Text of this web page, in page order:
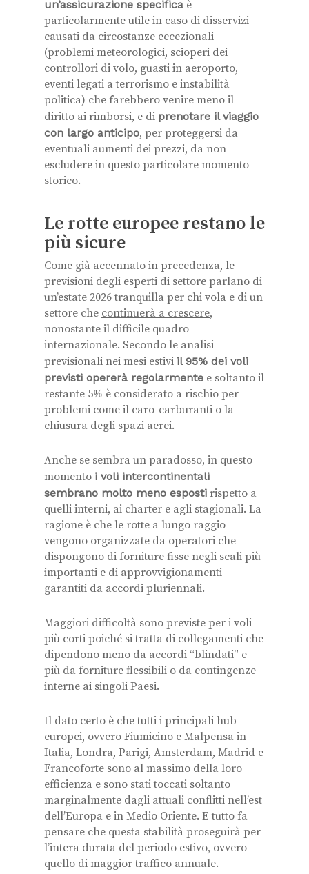
un’assicurazione specifica è
particolarmente utile in caso di disservizi
causati da circostanze eccezionali
(problemi meteorologici, scioperi dei
controllori di volo, guasti in aeroporto,
eventi legati a terrorismo e instabilità
politica) che farebbero venire meno il
diritto ai rimborsi, e di prenotare il viaggio
con largo anticipo, per proteggersi da
eventuali aumenti dei prezzi, da non
escludere in questo particolare momento
storico.
Le rotte europee restano le
più sicure
Come già accennato in precedenza, le
previsioni degli esperti di settore parlano di
un’estate 2026 tranquilla per chi vola e di un
settore che continuerà a crescere,
nonostante il difficile quadro
internazionale. Secondo le analisi
previsionali nei mesi estivi il 95% dei voli
previsti opererà regolarmente e soltanto il
restante 5% è considerato a rischio per
problemi come il caro-carburanti o la
chiusura degli spazi aerei.
Anche se sembra un paradosso, in questo
momento i voli intercontinentali
sembrano molto meno esposti rispetto a
quelli interni, ai charter e agli stagionali. La
ragione è che le rotte a lungo raggio
vengono organizzate da operatori che
dispongono di forniture fisse negli scali più
importanti e di approvvigionamenti
garantiti da accordi pluriennali.
Maggiori difficoltà sono previste per i voli
più corti poiché si tratta di collegamenti che
dipendono meno da accordi “blindati” e
più da forniture flessibili o da contingenze
interne ai singoli Paesi.
Il dato certo è che tutti i principali hub
europei, ovvero Fiumicino e Malpensa in
Italia, Londra, Parigi, Amsterdam, Madrid e
Francoforte sono al massimo della loro
efficienza e sono stati toccati soltanto
marginalmente dagli attuali conflitti nell’est
dell’Europa e in Medio Oriente. E tutto fa
pensare che questa stabilità proseguirà per
l’intera durata del periodo estivo, ovvero
quello di maggior traffico annuale.